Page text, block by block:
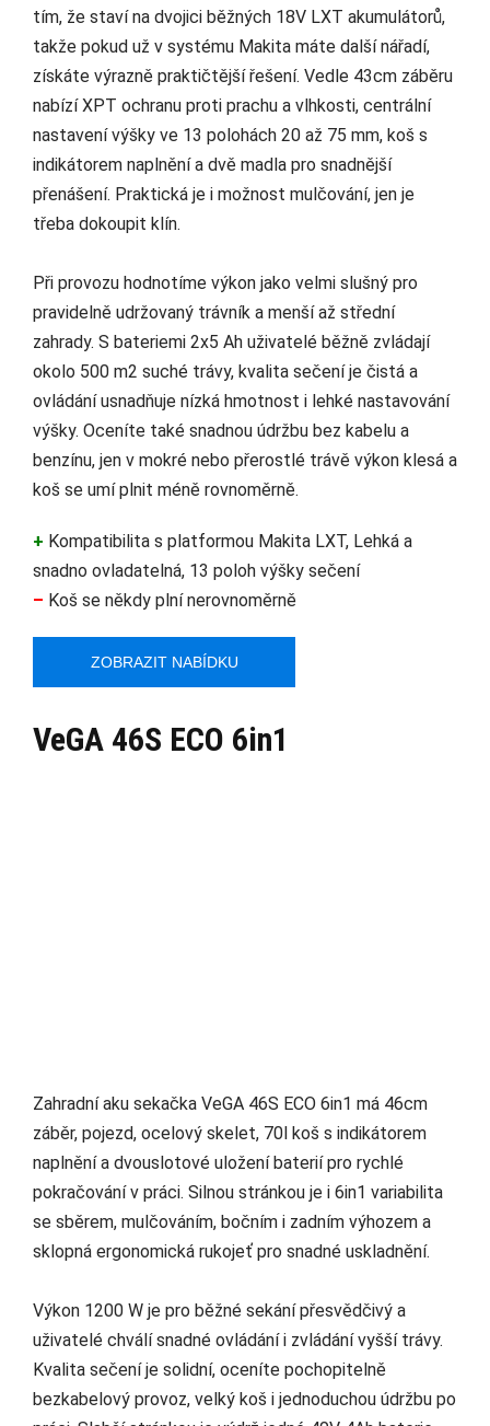
tím, že staví na dvojici běžných 18V LXT akumulátorů,
takže pokud už v systému Makita máte další nářadí,
získáte výrazně praktičtější řešení. Vedle 43cm záběru
nabízí XPT ochranu proti prachu a vlhkosti, centrální
nastavení výšky ve 13 polohách 20 až 75 mm, koš s
indikátorem naplnění a dvě madla pro snadnější
přenášení. Praktická je i možnost mulčování, jen je
třeba dokoupit klín.
Při provozu hodnotíme výkon jako velmi slušný pro
pravidelně udržovaný trávník a menší až střední
zahrady. S bateriemi 2x5 Ah uživatelé běžně zvládají
okolo 500 m2 suché trávy, kvalita sečení je čistá a
ovládání usnadňuje nízká hmotnost i lehké nastavování
výšky. Oceníte také snadnou údržbu bez kabelu a
benzínu, jen v mokré nebo přerostlé trávě výkon klesá a
koš se umí plnit méně rovnoměrně.
+ Kompatibilita s platformou Makita LXT, Lehká a
snadno ovladatelná, 13 poloh výšky sečení
– Koš se někdy plní nerovnoměrně
ZOBRAZIT NABÍDKU
VeGA 46S ECO 6in1
Zahradní aku sekačka VeGA 46S ECO 6in1 má 46cm
záběr, pojezd, ocelový skelet, 70l koš s indikátorem
naplnění a dvouslotové uložení baterií pro rychlé
pokračování v práci. Silnou stránkou je i 6in1 variabilita
se sběrem, mulčováním, bočním i zadním výhozem a
sklopná ergonomická rukojeť pro snadné uskladnění.
Výkon 1200 W je pro běžné sekání přesvědčivý a
uživatelé chválí snadné ovládání i zvládání vyšší trávy.
Kvalita sečení je solidní, oceníte pochopitelně
bezkabelový provoz, velký koš i jednoduchou údržbu po